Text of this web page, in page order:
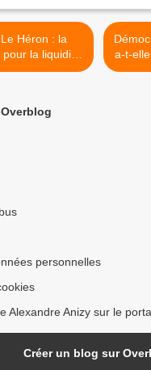
la liquidité
(I)
a-t-elle
personnelles
Alexandre Anizy sur le
Créer un blog sur